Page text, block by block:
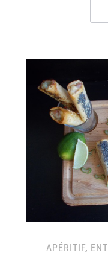
APÉRITIF,